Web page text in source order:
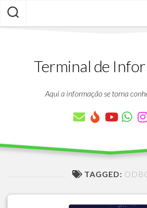
Skip
content
Terminal de
Aqui a informação se torna
TAGGED: